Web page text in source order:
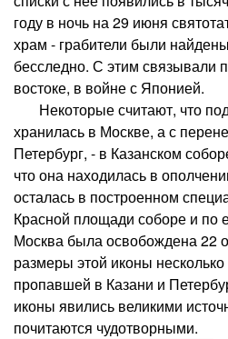
году в ночь на 29 июня
храм - грабители были
бесследно. С этим связывали
востоке, в войне с Японией.
Некоторые считают, что
хранилась в Москве, а с
Петербург, - в Казанском
что она находилась в
осталась в построенном
Красной площади соборе и по
Москва была освобождена 22
размеры этой иконы
пропавшей в Казани и
иконы явились великими
почитаются чудотворными.